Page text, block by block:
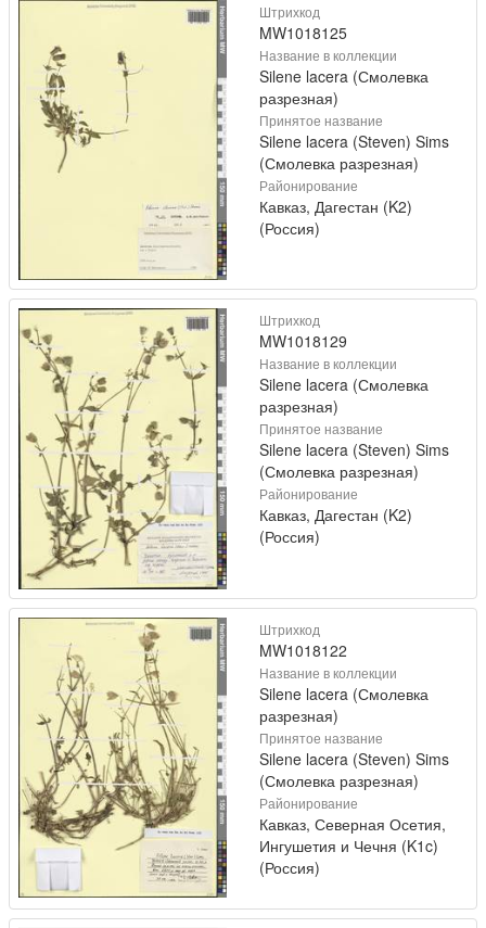
Штрихкод
MW1018125
Название в коллекции
Silene lacera (Смолевка
разрезная)
Принятое название
Silene lacera (Steven) Sims
(Смолевка разрезная)
Районирование
Кавказ, Дагестан (K2)
(Россия)
Штрихкод
MW1018129
Название в коллекции
Silene lacera (Смолевка
разрезная)
Принятое название
Silene lacera (Steven) Sims
(Смолевка разрезная)
Районирование
Кавказ, Дагестан (K2)
(Россия)
Штрихкод
MW1018122
Название в коллекции
Silene lacera (Смолевка
разрезная)
Принятое название
Silene lacera (Steven) Sims
(Смолевка разрезная)
Районирование
Кавказ, Северная Осетия,
Ингушетия и Чечня (K1c)
(Россия)